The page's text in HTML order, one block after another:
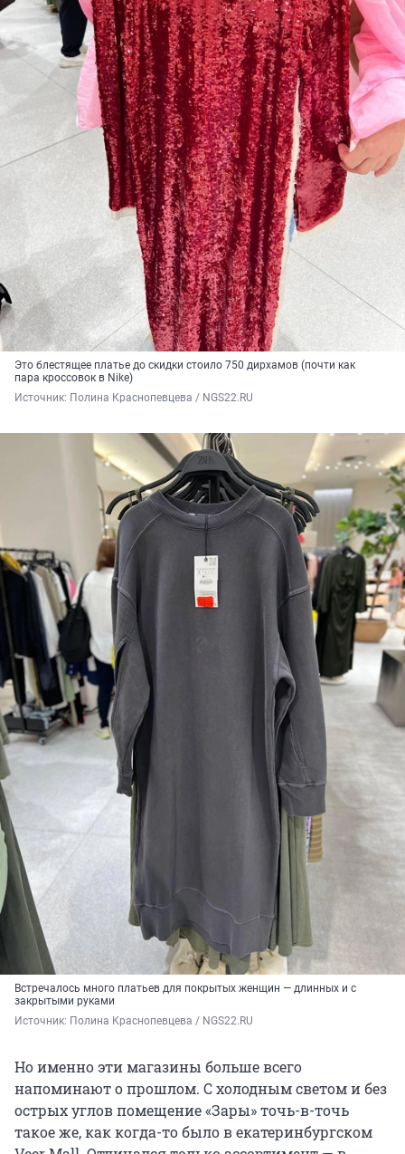
Это блестящее платье до скидки стоило 750 дирхамов (почти как
пара кроссовок в Nike)
Источник: Полина Краснопевцева / NGS22.RU
Встречалось много платьев для покрытых женщин — длинных и с
закрытыми руками
Источник: Полина Краснопевцева / NGS22.RU
Но именно эти магазины больше всего
напоминают о прошлом. С холодным светом и без
острых углов помещение «Зары» точь-в-точь
такое же, как когда-то было в екатеринбургском